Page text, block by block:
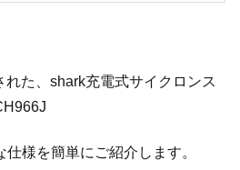
た、shark充電式サイクロンス
様を簡単にご紹介します。